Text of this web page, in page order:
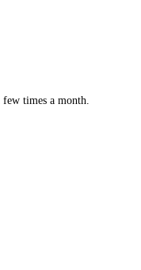
times a month.